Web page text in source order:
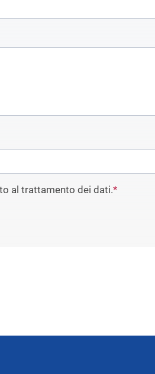
al trattamento dei dati.*